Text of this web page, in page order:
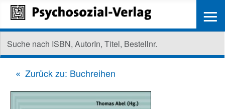
Zurück zu: Buchreihen
≡